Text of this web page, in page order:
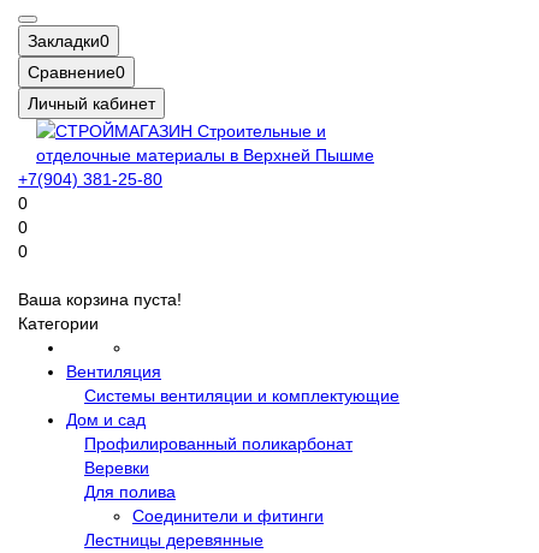
Закладки0
Сравнение0
Личный кабинет
+7(904) 381-25-80
0
0
0
Ваша корзина пуста!
Категории
Вентиляция
Системы вентиляции и комплектующие
Дом и сад
Профилированный поликарбонат
Веревки
Для полива
Соединители и фитинги
Лестницы деревянные